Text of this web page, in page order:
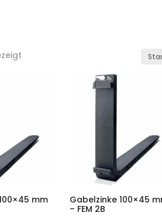
mm
Gabelzinke 100×45
– FEM 2B